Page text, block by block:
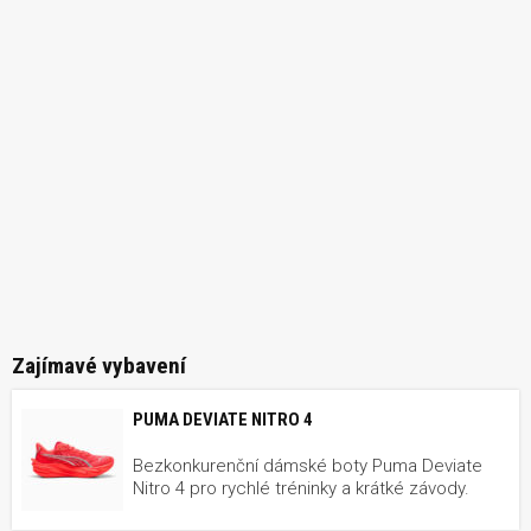
Zajímavé vybavení
PUMA DEVIATE NITRO 4
Bezkonkurenční dámské boty Puma Deviate
Nitro 4 pro rychlé tréninky a krátké závody.